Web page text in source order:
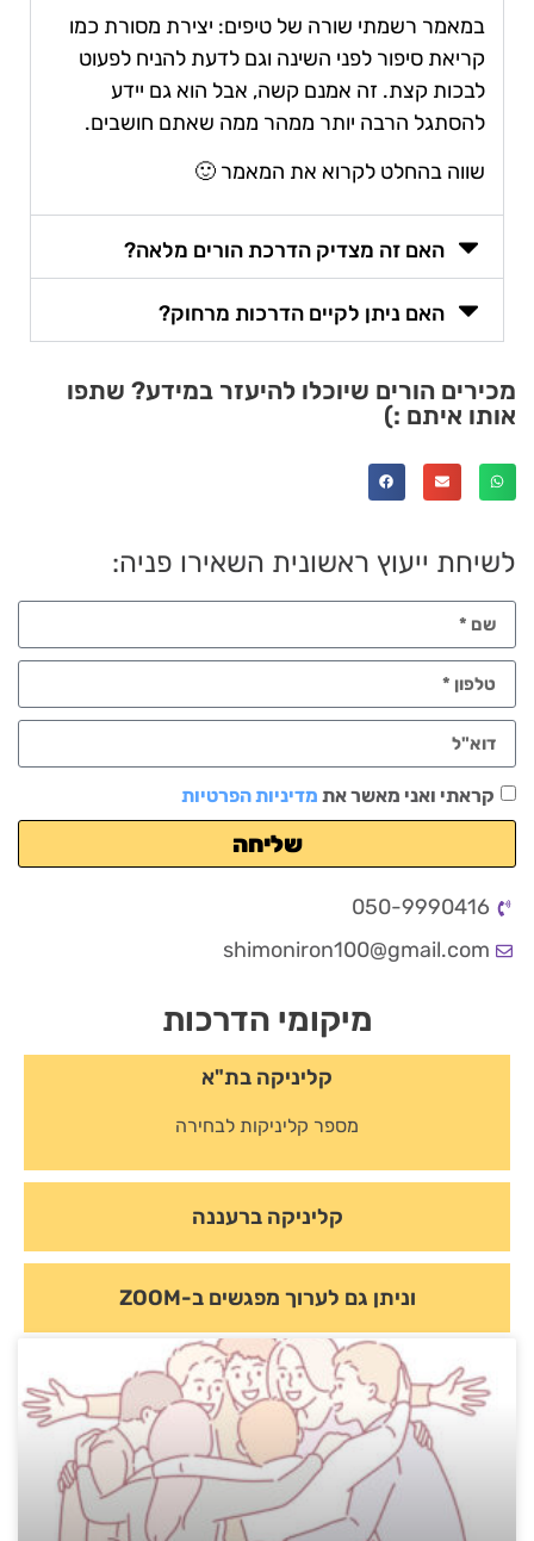
לשיחת ייעוץ ראשונית השאירו פניה:
קראתי ואני מאשר את מדיניות הפרטיות
שליחה
050-9990416
shimoniron100@gmail.com
מיקומי הדרכות
קליניקה בת"א
מספר קליניקות לבחירה
קליניקה ברעננה
וניתן גם לערוך מפגשים ב-ZOOM
במאמר רשמתי שורה של טיפים: יצירת מסורת כמו
קריאת סיפור לפני השינה וגם לדעת להניח לפעוט
לבכות קצת. זה אמנם קשה, אבל הוא גם יידע
להסתגל הרבה יותר ממהר ממה שאתם חושבים.
שווה בהחלט לקרוא את המאמר 🙂
האם זה מצדיק הדרכת הורים מלאה?
האם ניתן לקיים הדרכות מרחוק?
מכירים הורים שיוכלו להיעזר במידע? שתפו
אותו איתם :)